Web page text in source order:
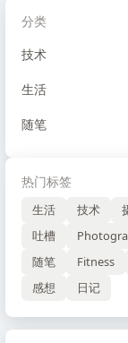
分类
技术
生活
随笔
热门标签
生活 技术
吐槽
随笔
Fitness
感想
日记